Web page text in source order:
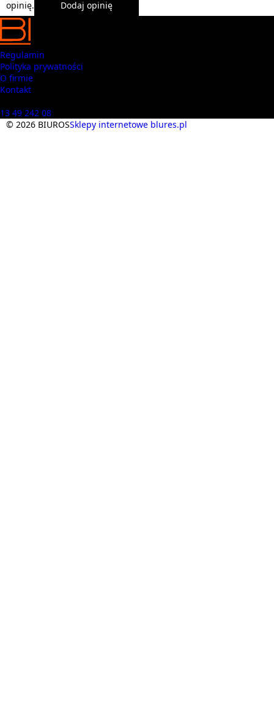
opinię. Dodaj opinię
Regulamin
Polityka prywatności
O firmie
Kontakt
13 49 242 08
© 2026 BIUROSSklepy internetowe blures.pl